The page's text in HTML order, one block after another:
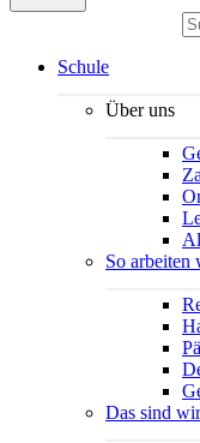
Schule
Über uns
So arbeiten
Das sind wir